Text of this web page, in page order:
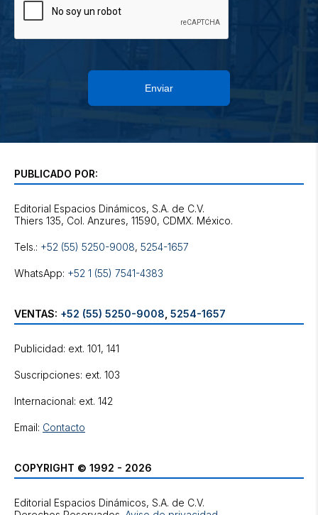
Enviar
PUBLICADO POR:
Editorial Espacios Dinámicos, S.A. de C.V.
Tels.: +52 (55) 5250-9008, 5254-1657
WhatsApp: +52 1 (55) 7541-4383
VENTAS: +52 (55) 5250-9008 5254-1657
Publicidad: ext. 101, 141
Suscripciones: ext. 103
Internacional: ext. 142
Email: Contacto
COPYRIGHT © 1992 - 2026
Editorial Espacios Dinámicos, S.A. de C.V.